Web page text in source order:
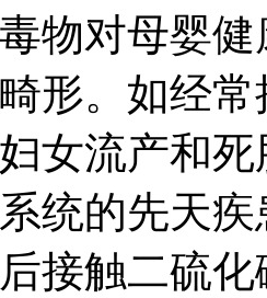
物对母婴
形。如经
女流产和
统的先天
接触二硫